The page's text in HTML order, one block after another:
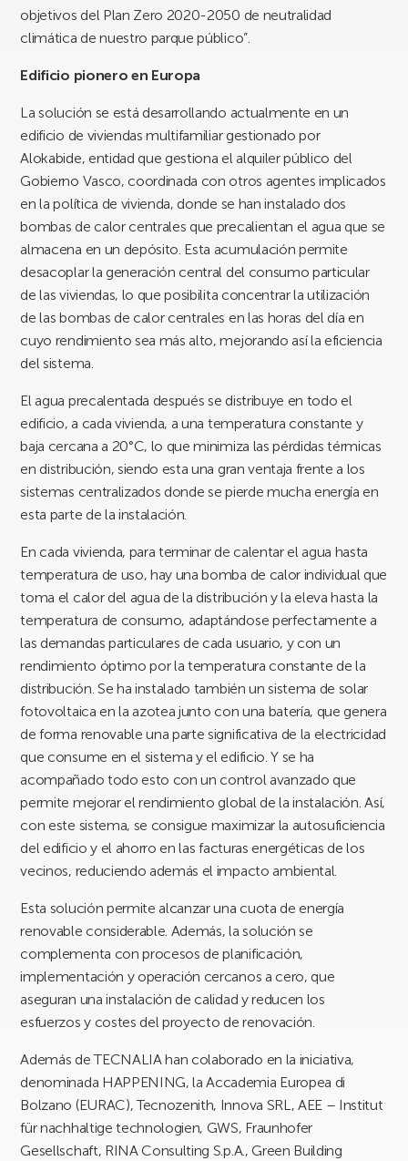
objetivos del Plan Zero 2020-2050 de neutralidad
climática de nuestro parque público”.
Edificio pionero en Europa
La solución se está desarrollando actualmente en un
edificio de viviendas multifamiliar gestionado por
Alokabide, entidad que gestiona el alquiler público del
Gobierno Vasco, coordinada con otros agentes implicados
en la política de vivienda, donde se han instalado dos
bombas de calor centrales que precalientan el agua que se
almacena en un depósito. Esta acumulación permite
desacoplar la generación central del consumo particular
de las viviendas, lo que posibilita concentrar la utilización
de las bombas de calor centrales en las horas del día en
cuyo rendimiento sea más alto, mejorando así la eficiencia
del sistema.
El agua precalentada después se distribuye en todo el
edificio, a cada vivienda, a una temperatura constante y
baja cercana a 20°C, lo que minimiza las pérdidas térmicas
en distribución, siendo esta una gran ventaja frente a los
sistemas centralizados donde se pierde mucha energía en
esta parte de la instalación.
En cada vivienda, para terminar de calentar el agua hasta
temperatura de uso, hay una bomba de calor individual que
toma el calor del agua de la distribución y la eleva hasta la
temperatura de consumo, adaptándose perfectamente a
las demandas particulares de cada usuario, y con un
rendimiento óptimo por la temperatura constante de la
distribución. Se ha instalado también un sistema de solar
fotovoltaica en la azotea junto con una batería, que genera
de forma renovable una parte significativa de la electricidad
que consume en el sistema y el edificio. Y se ha
acompañado todo esto con un control avanzado que
permite mejorar el rendimiento global de la instalación. Así,
con este sistema, se consigue maximizar la autosuficiencia
del edificio y el ahorro en las facturas energéticas de los
vecinos, reduciendo además el impacto ambiental.
Esta solución permite alcanzar una cuota de energía
renovable considerable. Además, la solución se
complementa con procesos de planificación,
implementación y operación cercanos a cero, que
aseguran una instalación de calidad y reducen los
esfuerzos y costes del proyecto de renovación.
Además de TECNALIA han colaborado en la iniciativa,
denominada HAPPENING, la Accademia Europea di
Bolzano (EURAC), Tecnozenith, Innova SRL, AEE – Institut
für nachhaltige technologien, GWS, Fraunhofer
Gesellschaft, RINA Consulting S.p.A., Green Building